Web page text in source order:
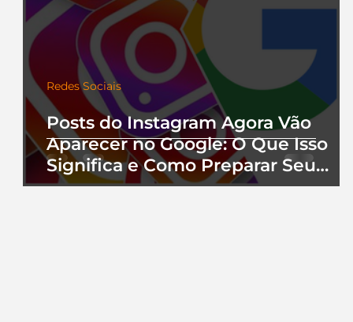
Posts do Instagram Agora Vão
Aparecer no Google: O Que Isso
Significa e Como Preparar Seu
Perfil
Redes Sociais